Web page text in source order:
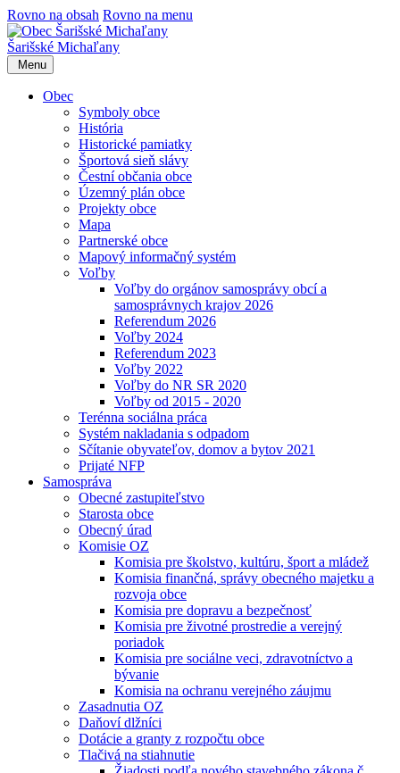
Rovno na obsah Rovno na menu
Šarišské Michaľany
Menu
Obec
Symboly obce
História
Historické pamiatky
Športová sieň slávy
Čestní občania obce
Územný plán obce
Projekty obce
Mapa
Partnerské obce
Mapový informačný systém
Voľby
Voľby do orgánov samosprávy obcí a
samosprávnych krajov 2026
Referendum 2026
Voľby 2024
Referendum 2023
Voľby 2022
Voľby do NR SR 2020
Voľby od 2015 - 2020
Terénna sociálna práca
Systém nakladania s odpadom
Sčítanie obyvateľov, domov a bytov 2021
Prijaté NFP
Samospráva
Obecné zastupiteľstvo
Starosta obce
Obecný úrad
Komisie OZ
Komisia pre školstvo, kultúru, šport a mládež
Komisia finančná, správy obecného majetku a
rozvoja obce
Komisia pre dopravu a bezpečnosť
Komisia pre životné prostredie a verejný
poriadok
Komisia pre sociálne veci, zdravotníctvo a
bývanie
Komisia na ochranu verejného záujmu
Zasadnutia OZ
Daňoví dlžníci
Dotácie a granty z rozpočtu obce
Tlačivá na stiahnutie